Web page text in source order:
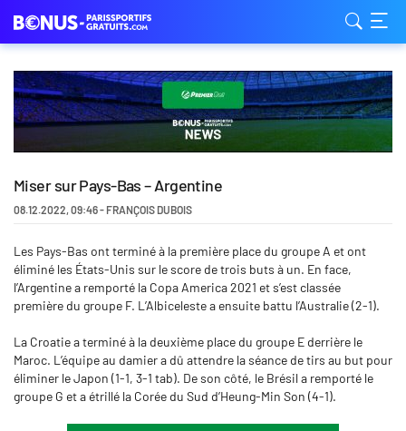
Miser sur Pays-Bas – Argentine
08.12.2022,09:46- FRANÇOIS DUBOIS
Les Pays-Bas ont terminé à la première place du groupe A et ont
éliminé les États-Unis sur le score de trois buts à un. En face,
l’Argentine a remporté la Copa America 2021 et s’est classée
première du groupe F. L’Albiceleste a ensuite battu l’Australie (2-1).
La Croatie a terminé à la deuxième place du groupe E derrière le
Maroc. L’équipe au damier a dû attendre la séance de tirs au but pour
éliminer le Japon (1-1, 3-1 tab). De son côté, le Brésil a remporté le
groupe G et a étrillé la Corée du Sud d’Heung-Min Son (4-1).